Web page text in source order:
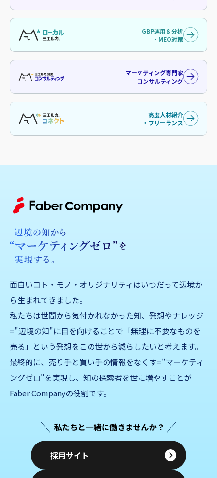
GBP運用＆分析
・MEO対策
マーケティング専門家
コンサルティング
高度人材紹介
・フリーランス
面白いコト・モノ・オリジナリティはいつだって辺境か
ら生まれてきました。
私たちは世間から気付かれなかった知、発想やナレッジ
="辺境の知"に目を向けることで「無理に不要なものを
売る」 という発想をこの世から減らしたいと考えます。
最終的に、売り手と買い手の情報をなくす="マーケティ
ングゼロ"を実現し、知の探索者を世に増やすことが
Faber Companyの役割です。
採用サイト